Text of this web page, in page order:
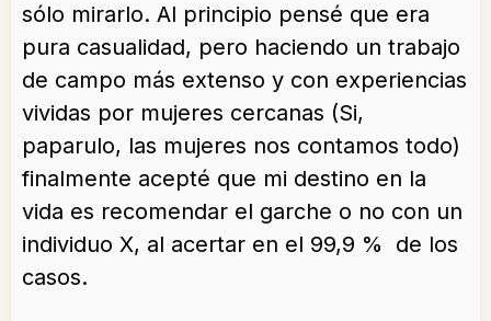
sólo mirarlo. Al principio pensé que era
pura casualidad, pero haciendo un trabajo
de campo más extenso y con experiencias
vividas por mujeres cercanas (Si,
paparulo, las mujeres nos contamos todo)
finalmente acepté que mi destino en la
vida es recomendar el garche o no con un
individuo X, al acertar en el 99,9 % de los
casos.